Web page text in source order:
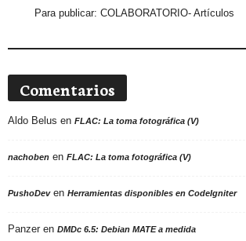
Para publicar:COLABORATORIO- Artículos
Comentarios
Aldo Belus en FLAC: La toma fotográfica (V)
nachoben en FLAC: La toma fotográfica (V)
PushoDeven Herramientas disponibles en CodeIgniter
Panzer en DMDc 6.5: Debian MATE a medida